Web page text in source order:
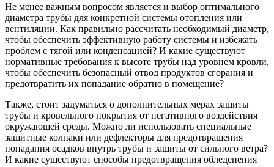
Не менее важным вопросом является и выбор оптимального
диаметра трубы для конкретной системы отопления или
вентиляции. Как правильно рассчитать необходимый диаметр,
чтобы обеспечить эффективную работу системы и избежать
проблем с тягой или конденсацией? И какие существуют
нормативные требования к высоте трубы над уровнем кровли,
чтобы обеспечить безопасный отвод продуктов сгорания и
предотвратить их попадание обратно в помещение?
Также, стоит задуматься о дополнительных мерах защиты
трубы и кровельного покрытия от негативного воздействия
окружающей среды. Можно ли использовать специальные
защитные колпаки или дефлекторы для предотвращения
попадания осадков внутрь трубы и защиты от сильного ветра?
И какие существуют способы предотвращения обледенения